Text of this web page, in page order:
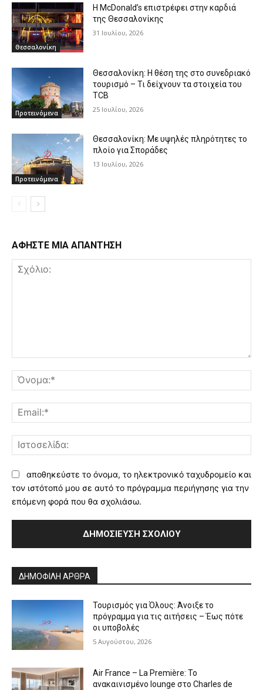
Θεσσαλονίκη
Η McDonald’s επιστρέφει στην καρδιά
της Θεσσαλονίκης
31 Ιουλίου, 2026
Προτεινόμενα
Θεσσαλονίκη: Η θέση της στο συνεδριακό
τουρισμό – Τι δείχνουν τα στοιχεία του
TCB
25 Ιουλίου, 2026
Προτεινόμενα
Θεσσαλονίκη: Με υψηλές πληρότητες το
πλοίο για Σποράδες
13 Ιουλίου, 2026
ΑΦΗΣΤΕ ΜΙΑ ΑΠΑΝΤΗΣΗ
αποθηκεύστε το όνομα, το ηλεκτρονικό ταχυδρομείο και
τον ιστότοπό μου σε αυτό το πρόγραμμα περιήγησης για την
επόμενη φορά που θα σχολιάσω.
ΔΗΜΟΦΙΛΗ ΑΡΘΡΑ
Τουρισμός για Όλους: Άνοιξε το
πρόγραμμα για τις αιτήσεις – Έως πότε
οι υποβολές
5 Αυγούστου, 2026
Air France – La Première: Το
ανακαινισμένο lounge στο Charles de